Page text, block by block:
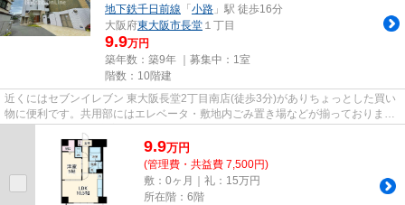
地下鉄千日前線 「小路 」駅 徒歩16分
大阪府東大阪市長堂 １丁目
9.9万円
築年数：築9年 ｜募集中： 1室
階数：10階建
近くにはセブンイレブン 東大阪長堂2丁目南店(徒歩3分)がありちょっとした買い
物に便利です。共用部にはエレベータ・敷地内ごみ置き場などが揃っておりま
す。築8年の物件で充実した毎...
9.9万円
(管理費・共益費 7,500円)
敷：0ヶ月｜礼：15万円
所在階：6階